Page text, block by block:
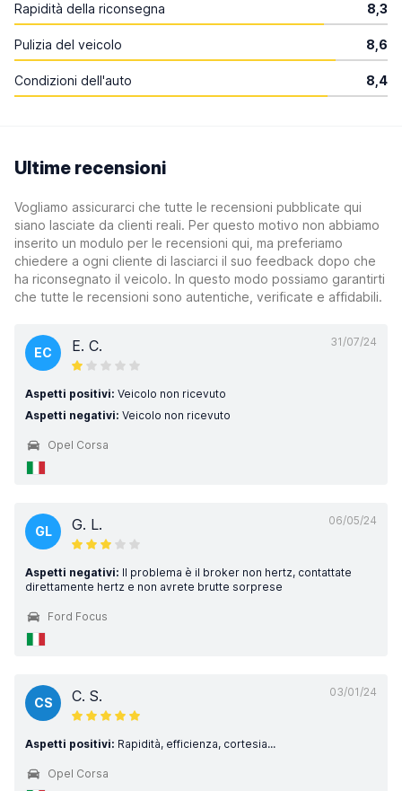
Rapidità della riconsegna 8,3
Pulizia del veicolo 8,6
Condizioni dell'auto 8,4
Ultime recensioni
Vogliamo assicurarci che tutte le recensioni pubblicate qui
siano lasciate da clienti reali. Per questo motivo non abbiamo
inserito un modulo per le recensioni qui, ma preferiamo
chiedere a ogni cliente di lasciarci il suo feedback dopo che
ha riconsegnato il veicolo. In questo modo possiamo garantirti
che tutte le recensioni sono autentiche, verificate e affidabili.
31/07/24
EC E. C.
Aspetti positivi: Veicolo non ricevuto
Aspetti negativi: Veicolo non ricevuto
Opel Corsa
06/05/24
GL G. L.
Aspetti negativi: Il problema è il broker non hertz, contattate
direttamente hertz e non avrete brutte sorprese
Ford Focus
03/01/24
CS C. S.
Aspetti positivi: Rapidità, efficienza, cortesia...
Opel Corsa